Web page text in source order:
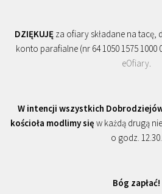
DZIĘKUJĘ za ofiary składane na tacę,
konto parafialne (nr 64 1050 1575 1000
eOfiary
W intencji wszystkich
kościoła modlimy się w każdą drugą
o godz. 12.30.
Bóg zapłać!